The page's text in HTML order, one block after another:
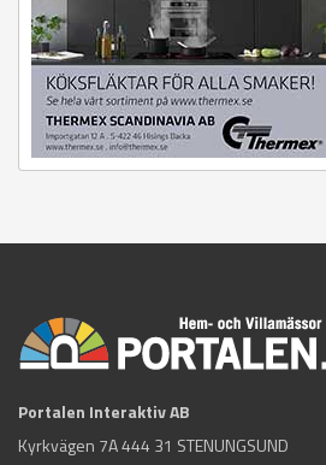
Portalen Interaktiv AB
Kyrkvägen 7A 444 31 STENUNGSUND